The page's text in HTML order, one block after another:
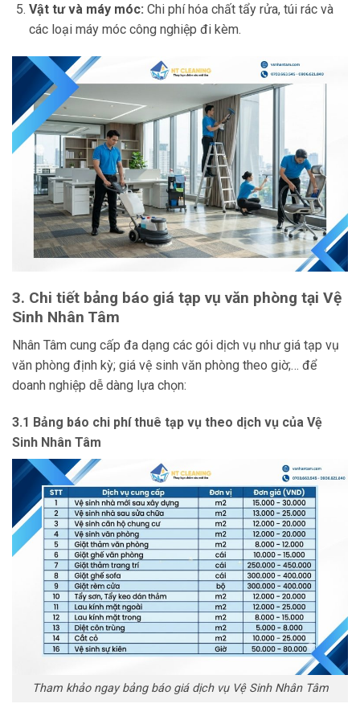
Vật tư và máy móc: Chi phí hóa chất tẩy rửa, túi rác và
các loại máy móc công nghiệp đi kèm.
3. Chi tiết bảng báo giá tạp vụ văn phòng tại Vệ
Sinh Nhân Tâm
Nhân Tâm cung cấp đa dạng các gói dịch vụ như giá tạp vụ
văn phòng định kỳ; giá vệ sinh văn phòng theo giờ;… để
doanh nghiệp dễ dàng lựa chọn:
3.1 Bảng báo chi phí thuê tạp vụ theo dịch vụ của Vệ
Sinh Nhân Tâm
Tham khảo ngay bảng báo giá dịch vụ Vệ Sinh Nhân Tâm